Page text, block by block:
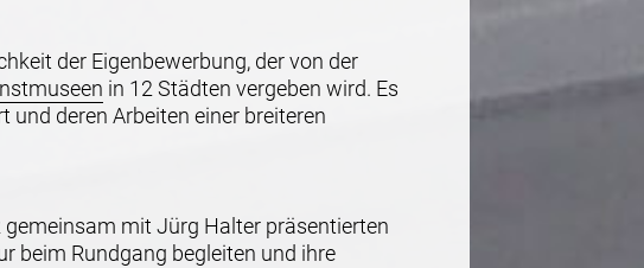
der Eigenbewerbung, der von der
in 12 Städten vergeben wird. Es
deren Arbeiten einer breiteren
mit Jürg Halter präsentierten
beim Rundgang begleiten und ihre